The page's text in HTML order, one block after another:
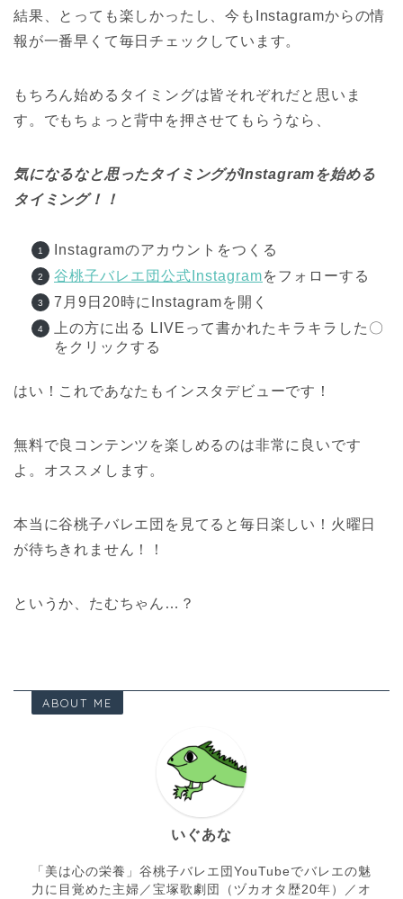
結果、とっても楽しかったし、今もInstagramからの情
報が一番早くて毎日チェックしています。
もちろん始めるタイミングは皆それぞれだと思いま
す。でもちょっと背中を押させてもらうなら、
気になるなと思ったタイミングがInstagramを始める
タイミング！！
Instagramのアカウントをつくる
谷桃子バレエ団公式Instagramをフォローする
7月9日20時にInstagramを開く
上の方に出る LIVEって書かれたキラキラした〇
をクリックする
はい！これであなたもインスタデビューです！
無料で良コンテンツを楽しめるのは非常に良いです
よ。オススメします。
本当に谷桃子バレエ団を見てると毎日楽しい！火曜日
が待ちきれません！！
というか、たむちゃん…？
ABOUT ME
いぐあな
「美は心の栄養」谷桃子バレエ団YouTubeでバレエの魅
力に目覚めた主婦／宝塚歌劇団（ヅカオタ歴20年）／オ